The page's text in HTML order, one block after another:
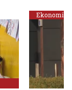
Ekonomika